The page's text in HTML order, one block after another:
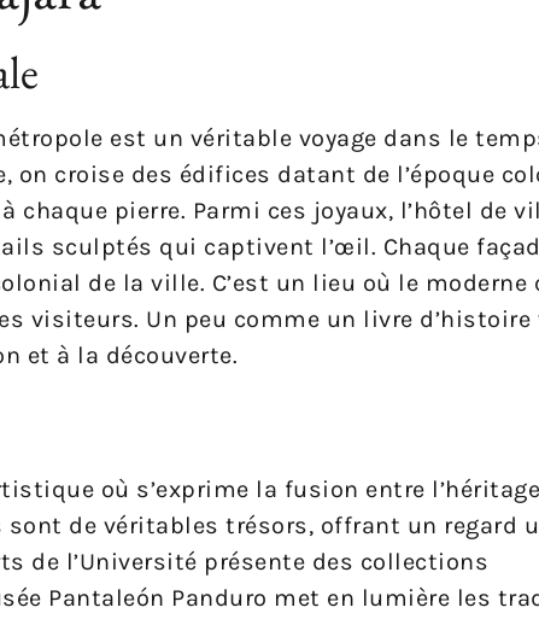
est un véritable voyage dans le
croise des édifices datant de l’époque
pierre. Parmi ces joyaux, l’hôtel de
sculptés qui captivent l’œil. Chaque
de la ville. C’est un lieu où le moderne
visiteurs. Un peu comme un livre
et à la découverte.
où s’exprime la fusion entre
de véritables trésors, offrant un regard
de l’Université présente des collections
Pantaleón Panduro met en lumière les